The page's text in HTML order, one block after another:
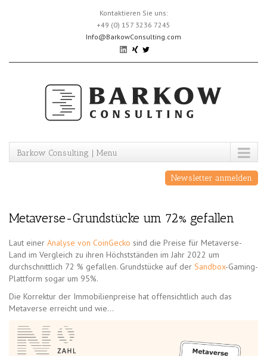
Kontaktieren Sie uns:
+49 (0) 157 3236 7245
Info@BarkowConsulting.com
Barkow Consulting | Menu
Newsletter anmelden
Metaverse-Grundstücke um 72% gefallen
Laut einer Analyse von CoinGecko sind die Preise für Metaverse-
Land im Vergleich zu ihren Höchstständen im Jahr 2022 um
durchschnittlich 72 % gefallen. Grundstücke auf der Sandbox-Gaming-
Plattform sogar um 95%.
Die Korrektur der Immobilienpreise hat offensichtlich auch das
Metaverse erreicht und wie…